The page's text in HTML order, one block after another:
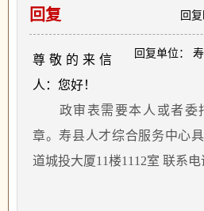
回
回复单位：
回复
尊敬的来信
人：您好！
政审表需要本人或者委
章。寿县人才综合服务中心
道城投大厦11楼1112室 联系电